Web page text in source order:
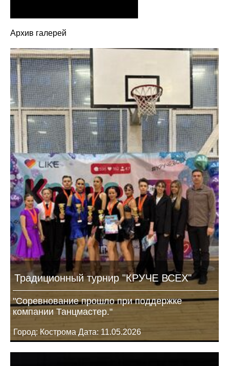
Архив галерей
Традиционный турнир "КРУЧЕ ВСЕХ"
"Соревнование прошло при поддержке
компании Танцмастер."
Город: Кострома Дата: 11.05.2026